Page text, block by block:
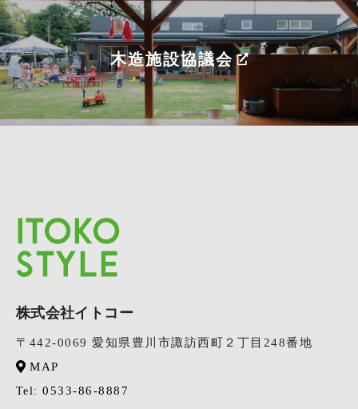
木造施設協議会
株式会社イトコー
〒442-0069 愛知県豊川市諏訪西町２丁目248番地
MAP
Tel: 0533-86-8887